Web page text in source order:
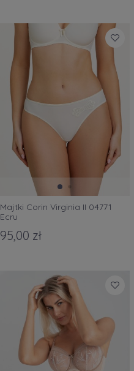
Majtki Corin Virginia II 04771
Ecru
95,00 zł